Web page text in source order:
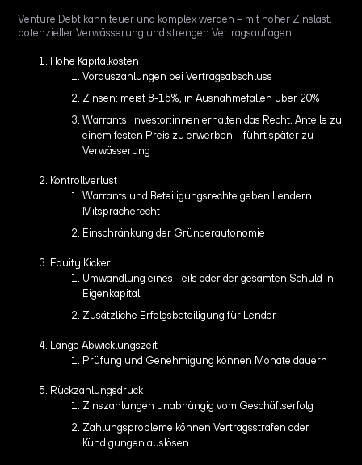
Venture Debt kann teuer und komplex werden – mit hoher Zinslast,
potenzieller Verwässerung und strengen Vertragsauflagen.
Hohe Kapitalkosten
Vorauszahlungen bei Vertragsabschluss
Zinsen: meist 8-15%, in Ausnahmefällen über 20%
Warrants: Investor:innen erhalten das Recht, Anteile zu
einem festen Preis zu erwerben – führt später zu
Verwässerung
Kontrollverlust
Warrants und Beteiligungsrechte geben Lendern
Mitspracherecht
Einschränkung der Gründerautonomie
Equity Kicker
Umwandlung eines Teils oder der gesamten Schuld in
Eigenkapital
Zusätzliche Erfolgsbeteiligung für Lender
Lange Abwicklungszeit
Prüfung und Genehmigung können Monate dauern
Rückzahlungsdruck
Zinszahlungen unabhängig vom Geschäftserfolg
Zahlungsprobleme können Vertragsstrafen oder
Kündigungen auslösen